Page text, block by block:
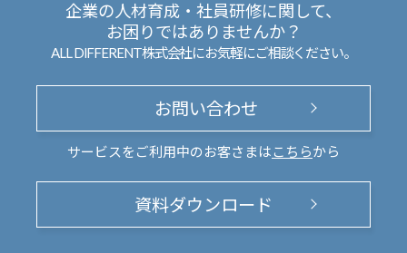
企業の人材育成・社員研修に関して、
お困りではありませんか？
ALL DIFFERENT株式会社にお気軽にご相談ください。
お問い合わせ
サービスをご利用中のお客さまは こちらから
資料ダウンロード